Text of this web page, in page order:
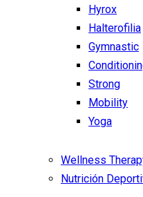
Hyrox
Halterofilia
Gymnastic
Strong
Mobility
Yoga
Wellness
Nutrición